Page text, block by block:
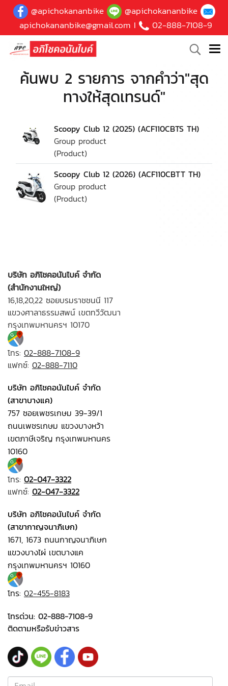
@apichokananbike
@apichokananbike
apichokananbike@gmail.com I 02-888-7108-9
ค้นพบ 2 รายการ จากคำว่า"สุด
ทางให้สุดเทรนด์"
Scoopy Club 12 (2025) (ACF110CBTS TH)
Group product
(Product)
Scoopy Club 12 (2026) (ACF110CBTT TH)
Group product
(Product)
บริษัท อภิโชคอนันไบค์ จำกัด
(สำนักงานใหญ่)
16,18,20,22 ซอยบรมราชชนนี 117
แขวงศาลาธรรมสพน์ เขตทวีวัฒนา
กรุงเทพมหานครฯ 10170
โทร: 02-888-7108-9
แฟกซ์: 02-888-7110
บริษัท อภิโชคอนันไบค์ จำกัด
(สาขาบางแค)
757 ซอยเพชรเกษม 39-39/1
ถนนเพชรเกษม แขวงบางหว้า
เขตภาษีเจริญ กรุงเทพมหานคร
10160
โทร: 02-047-3322
แฟกซ์: 02-047-3322
บริษัท อภิโชคอนันไบค์ จำกัด
(สาขากาญจนาภิเษก)
1671, 1673 ถนนกาญจนาภิเษก
แขวงบางไผ่ เขตบางแค
กรุงเทพมหานครฯ 10160
โทร: 02-455-8183
โทรด่วน: 02-888-7108-9
ติดตามหรือรับข่าวสาร